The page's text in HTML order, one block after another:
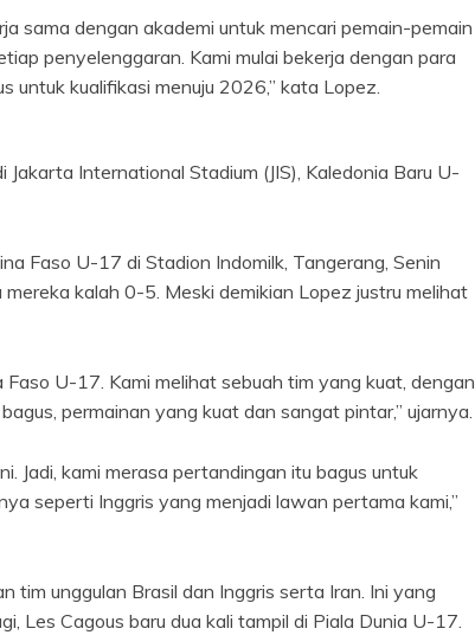
sama dengan akademi untuk mencari pemain-pemain
penyelenggaran. Kami mulai bekerja dengan para
untuk kualifikasi menuju 2026,” kata Lopez.
International Stadium (JIS), Kaledonia Baru U-
Faso U-17 di Stadion Indomilk, Tangerang, Senin
kalah 0-5. Meski demikian Lopez justru melihat
U-17. Kami melihat sebuah tim yang kuat, dengan
permainan yang kuat dan sangat pintar,” ujarnya.
Jadi, kami merasa pertandingan itu bagus untuk
seperti Inggris yang menjadi lawan pertama kami,”
tim unggulan Brasil dan Inggris serta Iran. Ini yang
Les Cagous baru dua kali tampil di Piala Dunia U-17.